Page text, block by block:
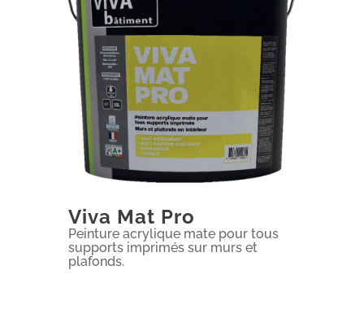
Viva Mat Pro
Peinture acrylique mate pour tous
supports imprimés sur murs et
plafonds.